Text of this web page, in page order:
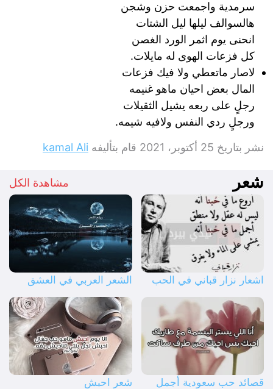
سرمدية واجمعت حزن وشجن
هالسوالف ليلها ليل الشتات
انحنى يوم اثمر الورد الغصن
كل فزعات الهوى له مايلات.
لاصار ماتعطي ولا فيك فزعات
المال بعض احيان ماهو غنيمه
رجلٍ على ربعه يشيل الثقيلات
ورجلٍ ردي النفس ولافيه شيمه.
نشر بتاريخ 25 أكتوبر، 2021 قام بتأليفه kamal Ali
شعر مشاهدة الكل
اشعار نزار قباني في الحب الشعر العربي في العشق
قصائد حب سعودية أجمل
شعر احبش